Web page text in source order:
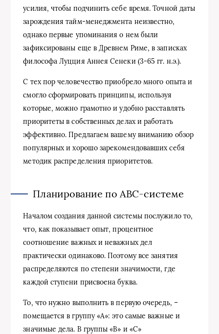
усилия, чтобы подчинить себе время. Точной даты
зарождения тайм-менеджмента неизвестно,
однако первые упоминания о нем были
зафиксированы еще в Древнем Риме, в записках
философа Луцция Аннея Сенеки (3-65 гг. н.э.).
С тех пор человечество приобрело много опыта и
смогло сформировать принципы, используя
которые, можно грамотно и удобно расставлять
приоритеты в собственных делах и работать
эффективно. Предлагаем вашему вниманию обзор
популярных и хорошо зарекомендовавших себя
методик распределения приоритетов.
Планирование по АВС-системе
Началом создания данной системы послужило то,
что, как показывает опыт, процентное
соотношение важных и неважных дел
практически одинаково. Поэтому все занятия
распределяются по степени значимости, где
каждой ступени присвоена буква.
То, что нужно выполнить в первую очередь, –
помещается в группу «А»: это самые важные и
значимые дела. В группы «В» и «С»